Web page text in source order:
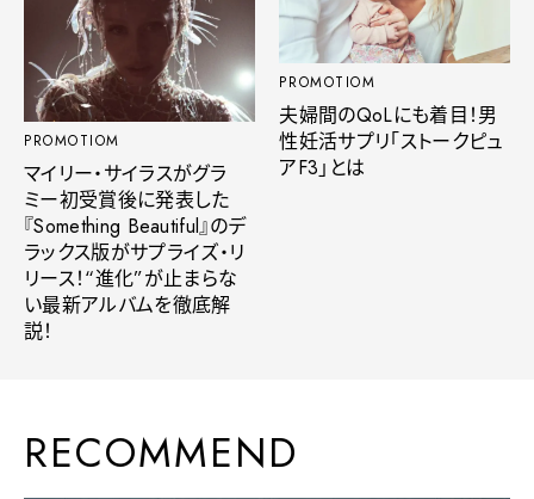
PROMOTIOM
マイリー・サイラスがグラ
ミー初受賞後に発表した
『Something Beautiful』のデ
ラックス版がサプライズ・リ
リース！“進化”が止まらな
い最新アルバムを徹底解
説！
PROMOTIOM
夫婦間のQoLにも着目！男
性妊活サプリ「ストークピュ
アF3」とは
RECOMMEND